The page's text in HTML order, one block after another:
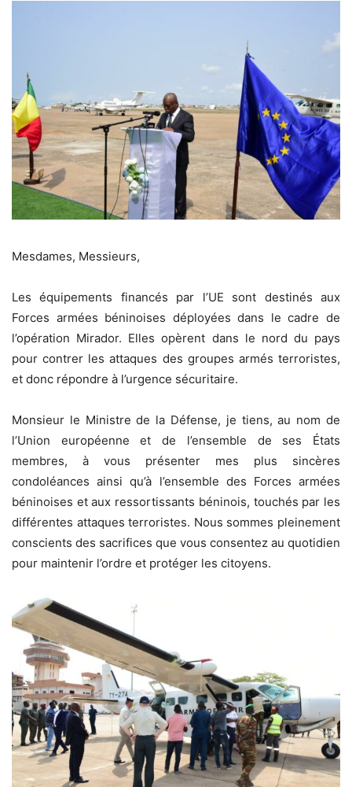
Mesdames, Messieurs,
Les équipements financés par l’UE sont destinés aux
Forces armées béninoises déployées dans le cadre de
l’opération Mirador. Elles opèrent dans le nord du pays
pour contrer les attaques des groupes armés terroristes,
et donc répondre à l’urgence sécuritaire.
Monsieur le Ministre de la Défense, je tiens, au nom de
l’Union européenne et de l’ensemble de ses États
membres, à vous présenter mes plus sincères
condoléances ainsi qu’à l’ensemble des Forces armées
béninoises et aux ressortissants béninois, touchés par les
différentes attaques terroristes. Nous sommes pleinement
conscients des sacrifices que vous consentez au quotidien
pour maintenir l’ordre et protéger les citoyens.